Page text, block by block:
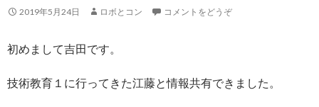
2019年5月24日 ロボとコン コメントをどうぞ
初めまして吉田です。
技術教育１に行ってきた江藤と情報共有できました。